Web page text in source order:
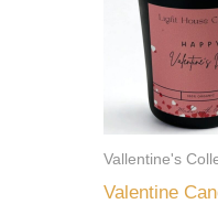
Vallentine's
Valentine